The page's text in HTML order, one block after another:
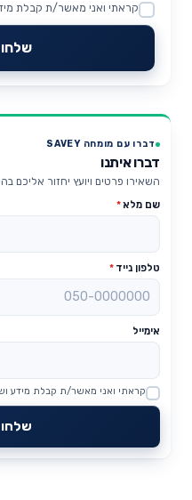
Website
קראתי ואני מאשר/ת קבלת
שלחו
דברו עם מומחה SAVEY
דברו איתנו
השאירו פרטים ויועץ יחזור אליכם
שם מלא*
טלפון נייד *
אימייל
Website
קראתי ואני מאשר/ת קבלת מידע
שלחו